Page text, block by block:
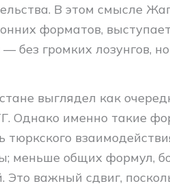
В этом смысле
форматов,
без громких лозунгов,
выглядел как
Однако именно такие
меньше общих формул,
Это важный сдвиг,